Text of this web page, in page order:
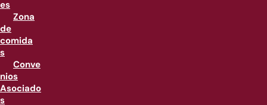
es
Zona
de
comida
s
Conve
nios
Asociado
s